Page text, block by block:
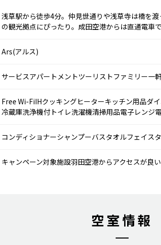
浅草駅から徒歩4分。仲見世通りや浅草寺は橋を
の観光拠点にぴったり。成田空港からは直通電車
Ars(アルス)
サービスアパートメントツーリスト ファミリー一
Free Wi-FiIHクッキングヒーターキッチン用品ダ
冷蔵庫洗浄機付トイレ洗濯機清掃用品電子レンジ
コンディショナーシャンプーバスタオルフェイス
キャンペーン対象施設羽田空港からアクセスが良い
空室情報